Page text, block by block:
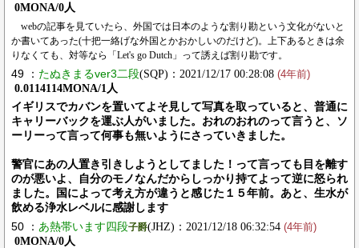
0MONA/0人
webの記事を見ていたら、外国では日本のような割り勘という文化がないと
か書いてあった(十把一絡げな外国とかおかしいのだけど)。上下あるときは余
りなくても、対等なら「Let's go Dutch」って誘えば割り勘です。
49 ： たぬきまるver3二段(SQP)：2021/12/17 00:28:08 (4年前)
0.0114114MONA/1人
イギリスでカバンを置いてよそ見して写真を取っていると、普通に
キャリーバックを運ぶ人がいました。おれのおれのって言うと、ソ
ーリーって言って何事も無いようにさっていきました。
警官にあの人置き引きしようとしてました！って言っても目を離す
のが悪いよ、自分のモノなんだからしっかり持てよって逆に怒られ
ました。国によって考え方が違うと感じた１５年前。あと、生水が
飲める浄水レベルに感謝します
50 ： あ熱帯います四段子爵(JHZ)：2021/12/18 06:32:54 (4年前)
0MONA/0人